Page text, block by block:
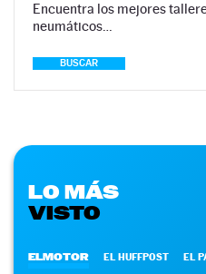
Encuentra los mejores
neumáticos…
BUSCAR
LO MÁS
VISTO
ELMOTOR EL HUFFPOST EL